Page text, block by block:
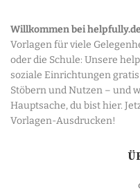
Willkommen bei
Vorlagen für viele
oder die Schule: Unsere
soziale Einrichtungen
Stöbern und Nutzen – und
Hauptsache, du bist hier.
Vorlagen-Ausdrucken!